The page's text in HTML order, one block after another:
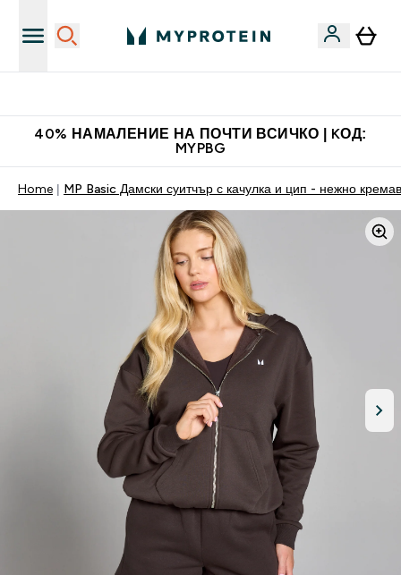
40% НАМАЛЕНИЕ НА ПОЧТИ ВСИЧКО | KОД:
MYPBG
Home MP Basic Дамски суитчър с качулка и цип - нежно